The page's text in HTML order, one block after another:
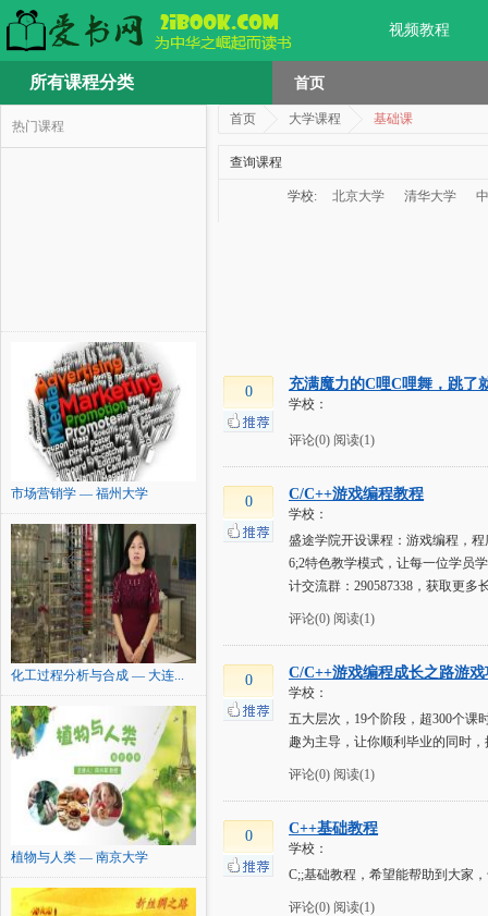
视频教程
所有课程分类 首页
热门课程
市场营销学 — 福州大学
化工过程分析与合成 — 大连...
植物与人类 — 南京大学
首页 大学课程 基础课
查询课程
学校: 北京大学 清华大学
0 充满魔力的C哩C哩舞，跳了
学校：
评论(0) 阅读(1)
0 C/C++游戏编程教程
学校：
盛途学院开设课程：游戏编程，
6;2特色教学模式，让每一位学员
计交流群：290587338，获取更多
评论(0) 阅读(1)
0 C/C++游戏编程成长之路游
学校：
五大层次，19个阶段，超300个课
趣为主导，让你顺利毕业的同时
评论(0) 阅读(1)
0 C++基础教程
学校：
C;;基础教程，希望能帮助到大家
评论(0) 阅读(1)